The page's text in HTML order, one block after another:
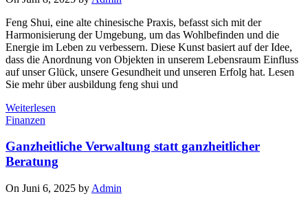
Feng Shui, eine alte chinesische Praxis, befasst sich mit der
Harmonisierung der Umgebung, um das Wohlbefinden und die
Energie im Leben zu verbessern. Diese Kunst basiert auf der Idee,
dass die Anordnung von Objekten in unserem Lebensraum Einfluss
auf unser Glück, unsere Gesundheit und unseren Erfolg hat. Lesen
Sie mehr über ausbildung feng shui und
Weiterlesen
Finanzen
Ganzheitliche Verwaltung statt ganzheitlicher
Beratung
On Juni 6, 2025 by Admin